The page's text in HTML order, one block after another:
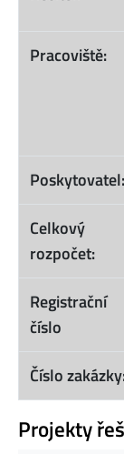
Pracoviště:
Poskytovatel:
Celkový
rozpočet:
Registrační
číslo
Číslo
Projekty